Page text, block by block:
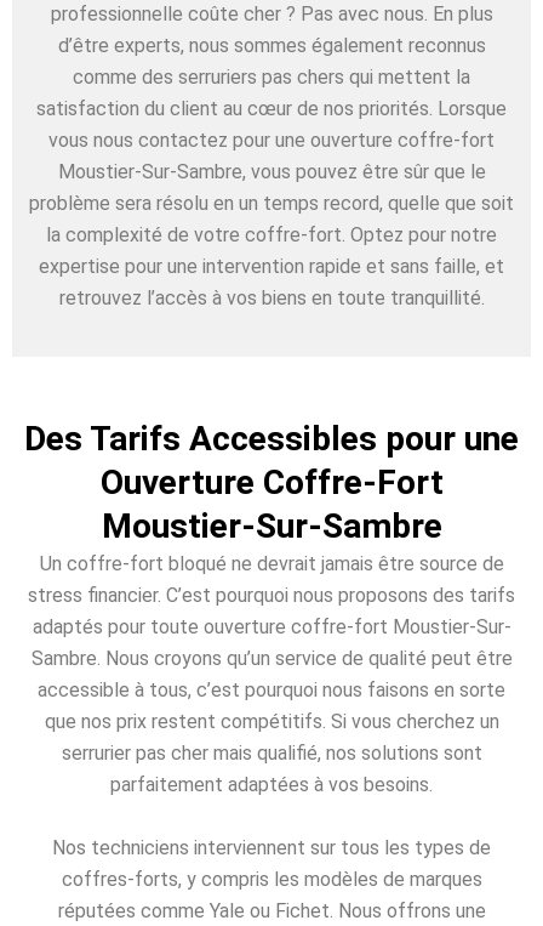
professionnelle coûte cher ? Pas avec nous. En plus
d’être experts, nous sommes également reconnus
comme des serruriers pas chers qui mettent la
satisfaction du client au cœur de nos priorités. Lorsque
vous nous contactez pour une ouverture coffre-fort
Moustier-Sur-Sambre, vous pouvez être sûr que le
problème sera résolu en un temps record, quelle que soit
la complexité de votre coffre-fort. Optez pour notre
expertise pour une intervention rapide et sans faille, et
retrouvez l’accès à vos biens en toute tranquillité.
Des Tarifs Accessibles pour une
Ouverture Coffre-Fort
Moustier-Sur-Sambre
Un coffre-fort bloqué ne devrait jamais être source de
stress financier. C’est pourquoi nous proposons des tarifs
adaptés pour toute ouverture coffre-fort Moustier-Sur-
Sambre. Nous croyons qu’un service de qualité peut être
accessible à tous, c’est pourquoi nous faisons en sorte
que nos prix restent compétitifs. Si vous cherchez un
serrurier pas cher mais qualifié, nos solutions sont
parfaitement adaptées à vos besoins.
Nos techniciens interviennent sur tous les types de
coffres-forts, y compris les modèles de marques
réputées comme Yale ou Fichet. Nous offrons une